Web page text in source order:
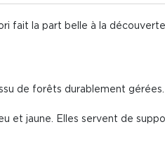
fait la part belle à la
de forêts durablement gérées.
et jaune. Elles servent de